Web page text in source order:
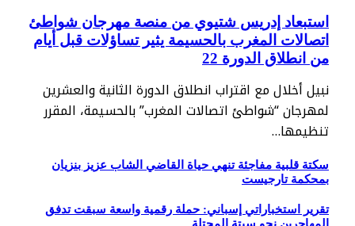
استبعاد إدريس شتيوي من منصة مهرجان شواطئ
اتصالات المغرب بالحسيمة يثير تساؤلات قبل أيام
من انطلاق الدورة 22
نبيل أخلال مع اقتراب انطلاق الدورة الثانية والعشرين
لمهرجان “شواطئ اتصالات المغرب” بالحسيمة، المقرر
تنظيمها…
سكتة قلبية مفاجئة تنهي حياة القاضي الشاب عزيز بنزيان
بمحكمة تارجيست
تقرير استخباراتي إسباني: حملة رقمية واسعة سبقت تدفق
المهاجرين نحو سبتة المحتلة